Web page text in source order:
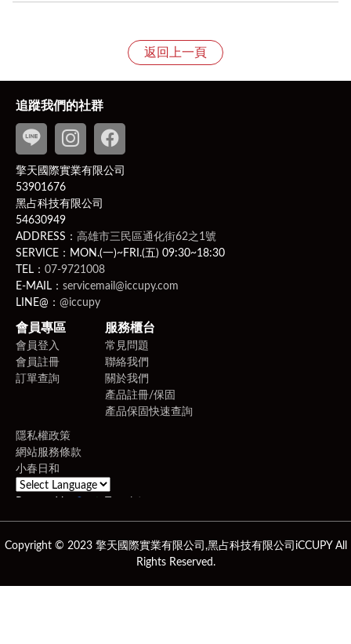
返回上一頁
追蹤我們的社群
擎天國際實業有限公司
53901676
黑占科技有限公司
54630949
ADDRESS： 高雄市三民區通化街62之1號
SERVICE：MON.(一)~FRI.(五) 09:30~18:30
TEL： 07-9721008
E-MAIL： servicemail@iccupy.com
LINE@： @iccupy
會員專區
會員登入
會員註冊
訂單查詢
服務櫃台
常見問題
聯絡我們
關於我們
產品註冊/保固
產品保固快速查詢
隱私權政策
網站服務條款
小春日和
Copyright © 2023 擎天國際實業有限公司,黑占科技有限公司iCCUPY All
Rights Reserved.